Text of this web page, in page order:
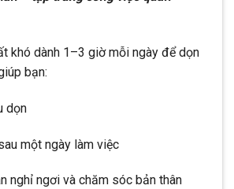
khó dành 1–3 giờ mỗi ngày để dọn
bạn:
dọn
một ngày làm việc
nghỉ ngơi và chăm sóc bản thân